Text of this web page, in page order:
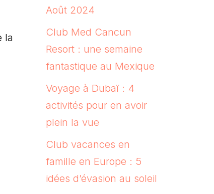
la
Août 2024
Club Med Cancun
Resort : une semaine
fantastique au Mexique
Voyage à Dubaï : 4
activités pour en avoir
plein la vue
Club vacances en
famille en Europe : 5
idées d’évasion au soleil